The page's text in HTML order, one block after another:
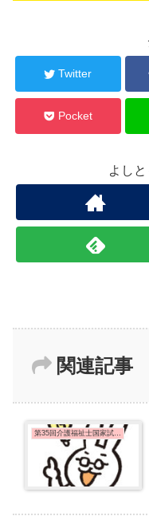
Twitter
Pocket
よし
関連記事
第35回介護福祉士国家試験問題